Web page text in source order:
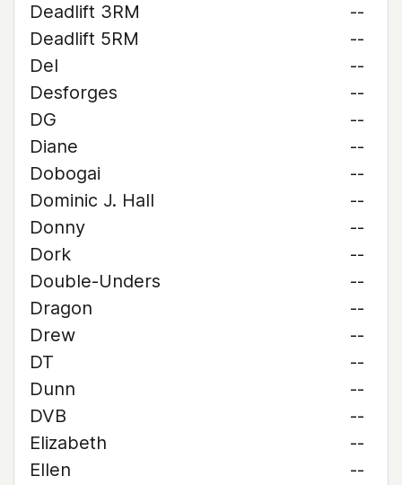
Deadlift 3RM
--
Deadlift 5RM
--
Del
--
Desforges
--
DG
--
Diane
--
Dobogai
--
Dominic J. Hall
--
Donny
--
Dork
--
Double-Unders
--
Dragon
--
Drew
--
DT
--
Dunn
--
DVB
--
Elizabeth
--
Ellen
--